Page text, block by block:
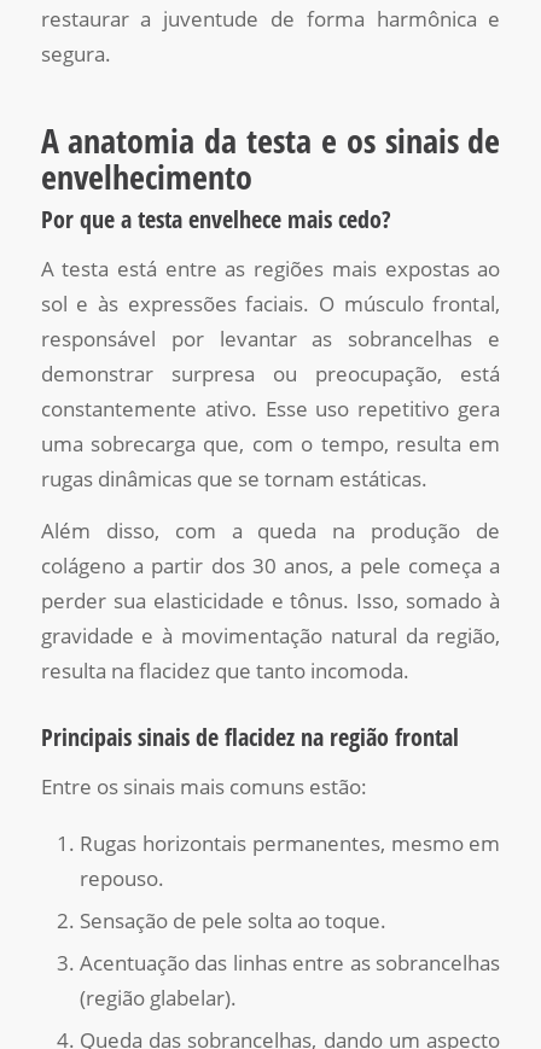
restaurar a juventude de forma harmônica e
segura.
A anatomia da testa e os sinais de
envelhecimento
Por que a testa envelhece mais cedo?
A testa está entre as regiões mais expostas ao
sol e às expressões faciais. O músculo frontal,
responsável por levantar as sobrancelhas e
demonstrar surpresa ou preocupação, está
constantemente ativo. Esse uso repetitivo gera
uma sobrecarga que, com o tempo, resulta em
rugas dinâmicas que se tornam estáticas.
Além disso, com a queda na produção de
colágeno a partir dos 30 anos, a pele começa a
perder sua elasticidade e tônus. Isso, somado à
gravidade e à movimentação natural da região,
resulta na flacidez que tanto incomoda.
Principais sinais de flacidez na região frontal
Entre os sinais mais comuns estão:
Rugas horizontais permanentes, mesmo em
repouso.
Sensação de pele solta ao toque.
Acentuação das linhas entre as sobrancelhas
(região glabelar).
Queda das sobrancelhas, dando um aspecto